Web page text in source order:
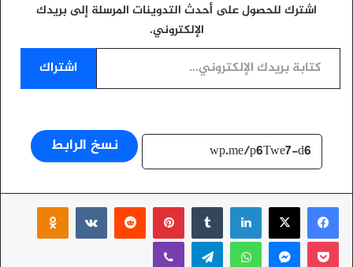
اشترك للحصول على أحدث التدوينات المرسلة إلى بريدك
الإلكتروني.
كتابة بريدك الإلكتروني...
اشتراك
نسخ الرابط
فيسبوك
‫X لينكدإن بينتيريست
‫Pocketماسنجرواتسابتيلقرامڤايبر